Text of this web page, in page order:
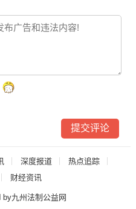
深度报道
热点追踪
财经资讯
by九州法制公益网